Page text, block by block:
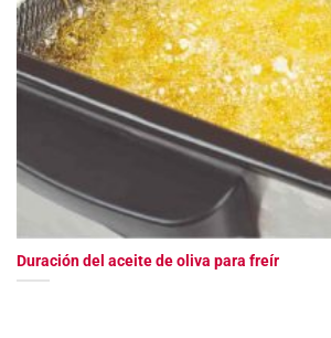
Duración del aceite de oliva para freír